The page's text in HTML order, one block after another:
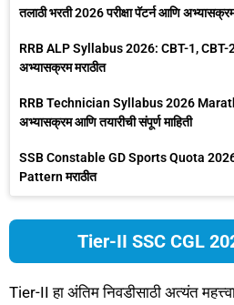
तलाठी भरती 2026 परीक्षा पॅटर्न आणि
RRB ALP Syllabus 2026: CBT-1, CBT-
अभ्यासक्रम मराठीत
RRB Technician Syllabus 2026 Marathi:
अभ्यासक्रम आणि तयारीची संपूर्ण माहिती
SSB Constable GD Sports Quota
Pattern मराठीत
Tier-II SSC CGL
Tier-II हा अंतिम निवडीसाठी अत्यंत